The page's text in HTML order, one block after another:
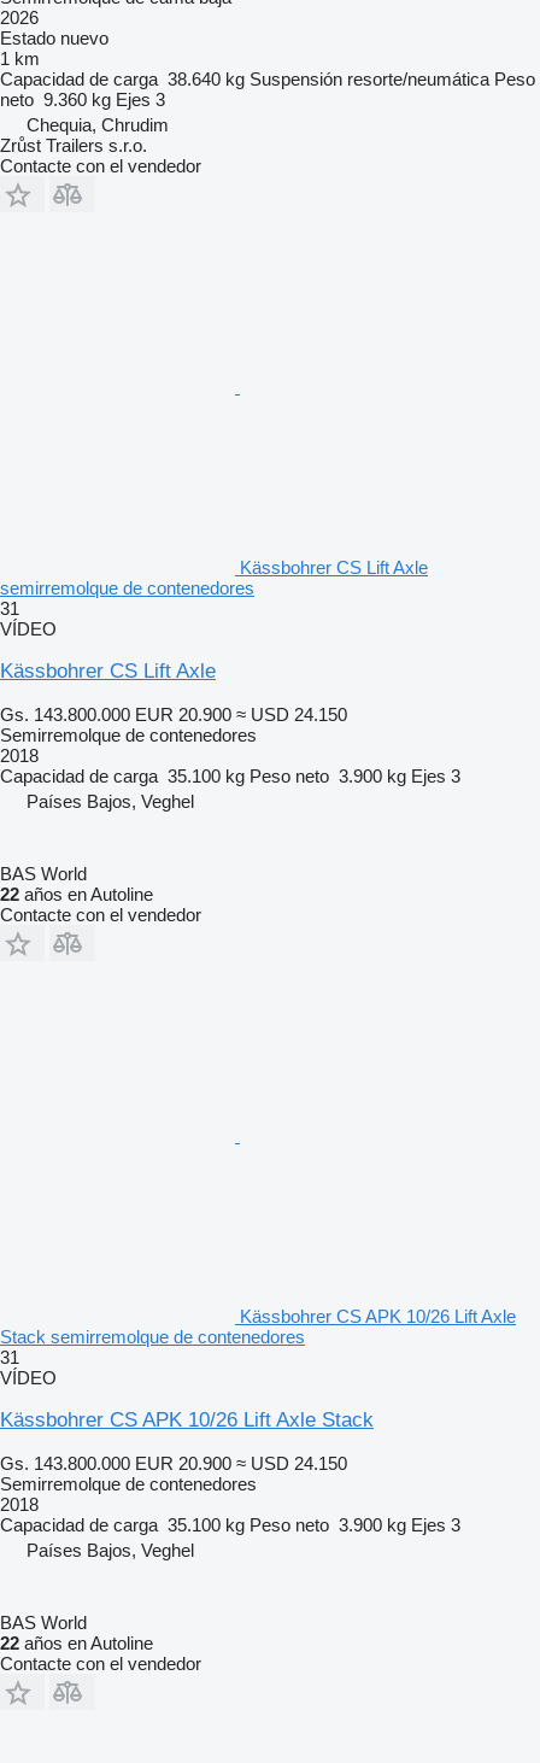
2026
Estado nuevo
1 km
Capacidad de carga 38.640 kg Suspensión resorte/neumática Peso
neto 9.360 kg Ejes 3
Chequia, Chrudim
Zrůst Trailers s.r.o.
Contacte con el vendedor
Kässbohrer CS Lift Axle
semirremolque de contenedores
31
VÍDEO
Kässbohrer CS Lift Axle
Gs. 143.800.000 EUR 20.900 ≈ USD 24.150
Semirremolque de contenedores
2018
Capacidad de carga 35.100 kg Peso neto 3.900 kg Ejes 3
Países Bajos, Veghel
BAS World
22 años en Autoline
Contacte con el vendedor
Kässbohrer CS APK 10/26 Lift Axle
Stack semirremolque de contenedores
31
VÍDEO
Kässbohrer CS APK 10/26 Lift Axle Stack
Gs. 143.800.000 EUR 20.900 ≈ USD 24.150
Semirremolque de contenedores
2018
Capacidad de carga 35.100 kg Peso neto 3.900 kg Ejes 3
Países Bajos, Veghel
BAS World
22 años en Autoline
Contacte con el vendedor